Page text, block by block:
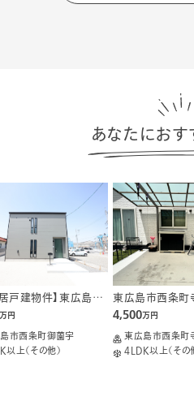
あなたにお
戸建物件】東広島市
宇
万円
市西条町御薗宇
上（その他）
東広島市西条町
4,500万円
東広島市西条町
4LDK以上（その